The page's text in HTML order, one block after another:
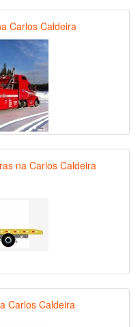
Carlos Caldeira
na Carlos Caldeira
Carlos Caldeira